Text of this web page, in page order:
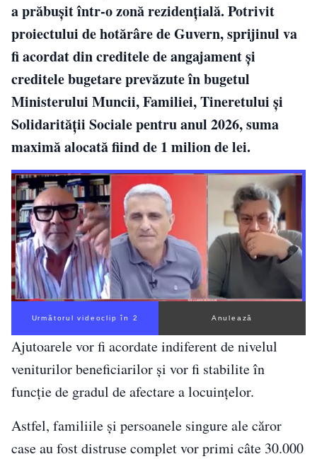
a prăbușit într-o zonă rezidențială. Potrivit
proiectului de hotărâre de Guvern, sprijinul va
fi acordat din creditele de angajament și
creditele bugetare prevăzute în bugetul
Ministerului Muncii, Familiei, Tineretului și
Solidarității Sociale pentru anul 2026, suma
maximă alocată fiind de 1 milion de lei.
Următorul videoclip în 1 Anulează
Ajutoarele vor fi acordate indiferent de nivelul
veniturilor beneficiarilor și vor fi stabilite în
funcție de gradul de afectare a locuințelor.
Astfel, familiile și persoanele singure ale căror
case au fost distruse complet vor primi câte 30.000